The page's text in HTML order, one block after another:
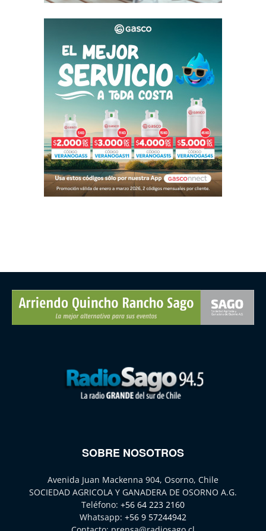
SOBRE NOSOTROS
Avenida Juan Mackenna 904, Osorno, Chile
SOCIEDAD AGRICOLA Y GANADERA DE OSORNO A.G.
Teléfono: +56 64 223 2160
Whatsapp: +56 9 57244942